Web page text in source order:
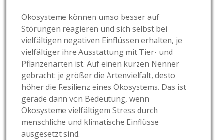
Ökosysteme können umso besser auf
Störungen reagieren und sich selbst bei
vielfältigen negativen Einflüssen erhalten, je
vielfältiger ihre Ausstattung mit Tier- und
Pflanzenarten ist. Auf einen kurzen Nenner
gebracht: je größer die Artenvielfalt, desto
höher die Resilienz eines Ökosystems. Das ist
gerade dann von Bedeutung, wenn
Ökosysteme vielfältigem Stress durch
menschliche und klimatische Einflüsse
ausgesetzt sind.